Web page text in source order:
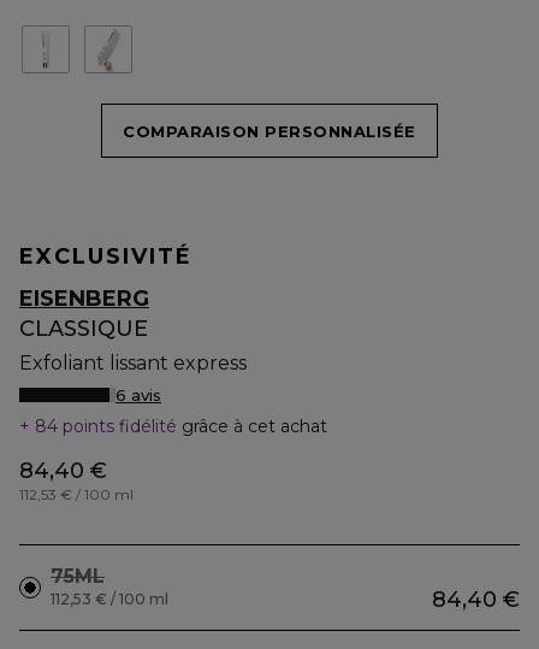
COMPARAISON PERSONNALISÉE
EXCLUSIVITÉ
EISENBERG
CLASSIQUE
Exfoliant lissant express
6 avis
84 points fidélité grâce à cet achat
84,40 €
112,53 € / 100 ml
75ML
84,40 €
112,53 € / 100 ml